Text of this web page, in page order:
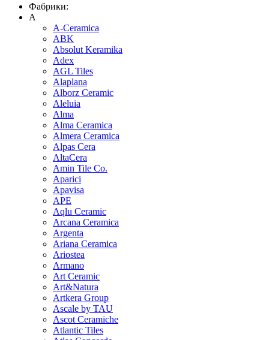
Фабрики:
A
A-Ceramica
ABK
Absolut Keramika
Adex
AGL Tiles
Alaplana
Alborz Ceramic
Aleluia
Alma
Alma Ceramica
Almera Ceramica
Alpas Cera
AltaCera
Amin Tile Co.
Aparici
Apavisa
APE
Aqlu Ceramic
Arcana Ceramica
Argenta
Ariana Ceramica
Ariostea
Armano
Art Ceramic
Art&Natura
Artkera Group
Ascale by TAU
Ascot Ceramiche
Atlantic Tiles